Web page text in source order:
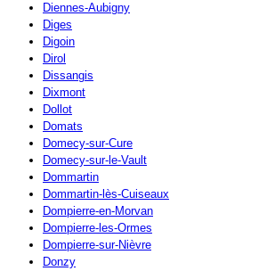
Diennes-Aubigny
Diges
Digoin
Dirol
Dissangis
Dixmont
Dollot
Domats
Domecy-sur-Cure
Domecy-sur-le-Vault
Dommartin
Dommartin-lès-Cuiseaux
Dompierre-en-Morvan
Dompierre-les-Ormes
Dompierre-sur-Nièvre
Donzy